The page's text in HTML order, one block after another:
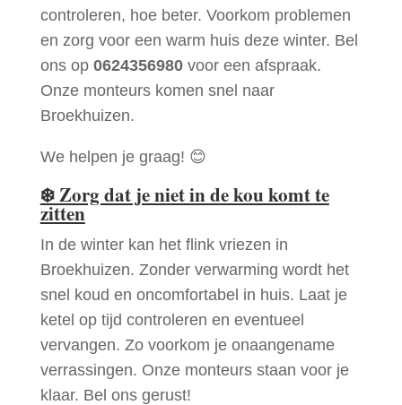
controleren, hoe beter. Voorkom problemen
en zorg voor een warm huis deze winter. Bel
ons op 0624356980voor een afspraak.
Onze monteurs komen snel naar
Broekhuizen.
We helpen je graag! 😊
❄️Zorg dat je niet in de kou komt te
zitten
In de winter kan het flink vriezen in
Broekhuizen. Zonder verwarming wordt het
snel koud en oncomfortabel in huis. Laat je
ketel op tijd controleren en eventueel
vervangen. Zo voorkom je onaangename
verrassingen. Onze monteurs staan voor je
klaar. Bel ons gerust!